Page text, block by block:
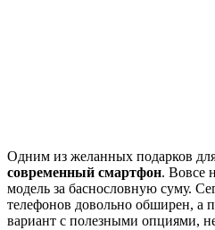
Одним из желанных подарков
современный смартфон. Вовсе
модель за баснословную суму.
телефонов довольно обширен, а
вариант с полезными опциями,